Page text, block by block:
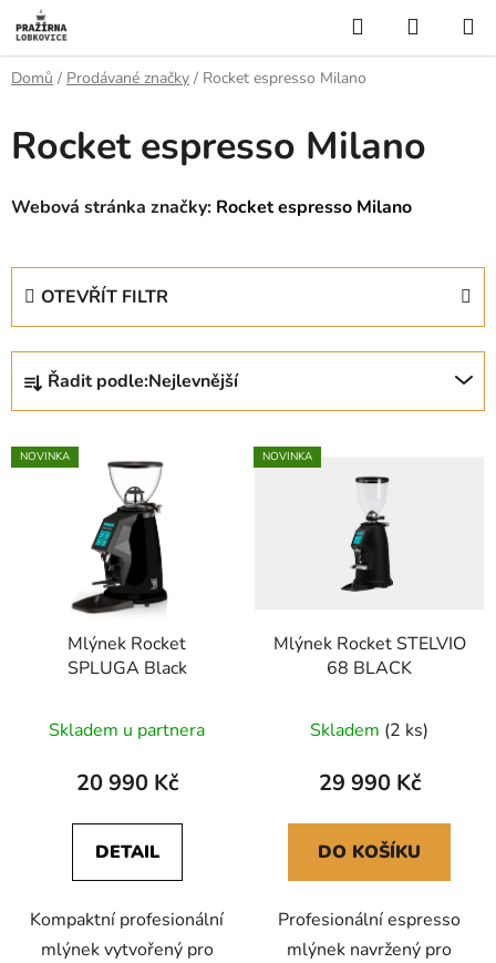
Přejít
na
obsah
Hledat
KOŠÍK
Domů / Prodávané značky / Rocket espresso Milano
Rocket espresso Milano
Webová stránka značky: Rocket espresso Milano
OTEVŘÍT FILTR
Ř
z
e
n
Řadit podle:Nejlevnější
V
ý
NOVINKA
Mlýnek Rocket
SPLUGA Black
Skladem u partnera
20 990 Kč
DETAIL
Kompaktní profesionální
mlýnek vytvořený pro
NOVINKA
Mlýnek Rocket STELVIO
68 BLACK
Skladem (2 ks)
29 990 Kč
DO KOŠÍKU
Profesionální espresso
mlýnek navržený pro